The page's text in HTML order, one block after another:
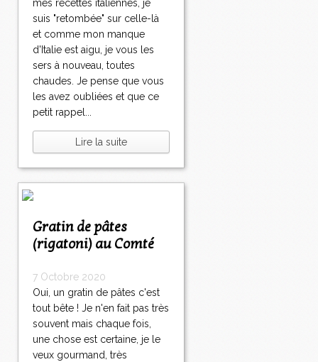
mes recettes italiennes, je
suis "retombée" sur celle-là
et comme mon manque
d'Italie est aigu, je vous les
sers à nouveau, toutes
chaudes. Je pense que vous
les avez oubliées et que ce
petit rappel...
Lire la suite
Gratin de pâtes
(rigatoni) au Comté
7 Octobre 2020
Oui, un gratin de pâtes c'est
tout bête ! Je n'en fait pas très
souvent mais chaque fois,
une chose est certaine, je le
veux gourmand, très